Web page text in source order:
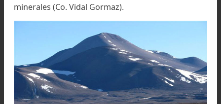
norte - sur termina desaguando al oeste
Laguna Brava en la Rioja. Tanto el valle del
Salado como elCerro GRAM Bicentenario
encuentran limitados al este por la Sierra
Veladero (supera largamente los seis mil
al oeste por el cordón fronterizo, tan rico
minerales (Co. Vidal Gormaz).